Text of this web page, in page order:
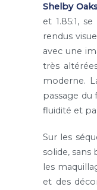
Shelby
et 1.85:1,
rendus
avec une
très
moderne.
passage du
fluidité et
Sur les
solide, sans
les
et des